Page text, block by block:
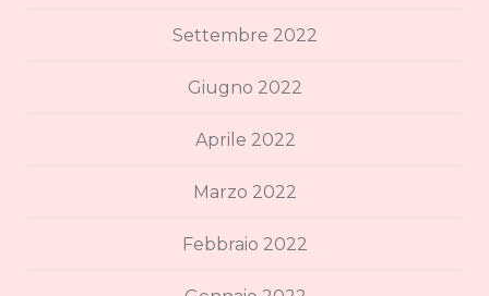
Settembre 2022
Giugno 2022
Aprile 2022
Marzo 2022
Febbraio 2022